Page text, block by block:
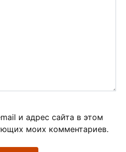
и адрес сайта в этом
моих комментариев.